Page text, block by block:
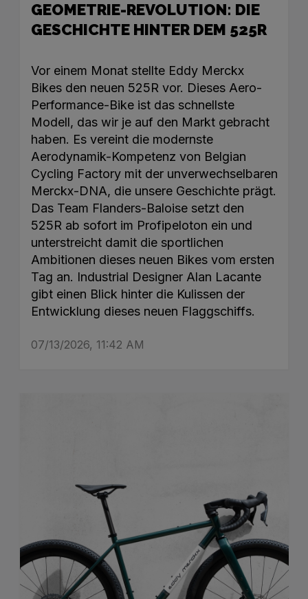
GEOMETRIE-REVOLUTION: DIE
GESCHICHTE HINTER DEM 525R
Vor einem Monat stellte Eddy Merckx
Bikes den neuen 525R vor. Dieses Aero-
Performance-Bike ist das schnellste
Modell, das wir je auf den Markt gebracht
haben. Es vereint die modernste
Aerodynamik-Kompetenz von Belgian
Cycling Factory mit der unverwechselbaren
Merckx-DNA, die unsere Geschichte prägt.
Das Team Flanders-Baloise setzt den
525R ab sofort im Profipeloton ein und
unterstreicht damit die sportlichen
Ambitionen dieses neuen Bikes vom ersten
Tag an. Industrial Designer Alan Lacante
gibt einen Blick hinter die Kulissen der
Entwicklung dieses neuen Flaggschiffs.
07/13/2026, 11:42 AM